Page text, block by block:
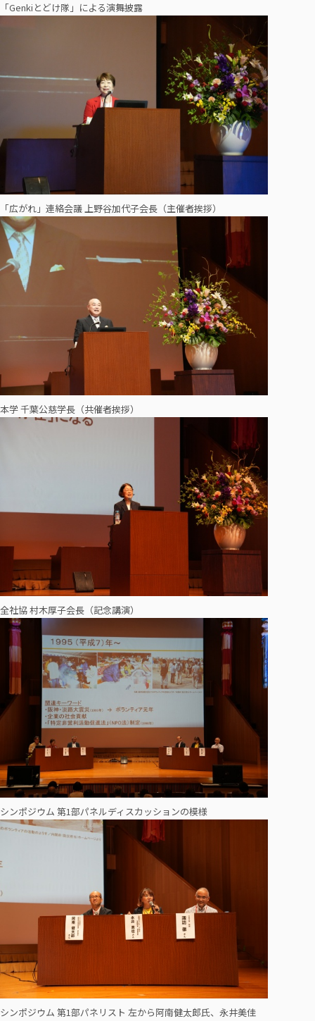
「Genkiとどけ隊」による演舞披露
「広がれ」連絡会議 上野谷加代子会長（主催者挨拶）
本学 千葉公慈学長（共催者挨拶）
全社協 村木厚子会長（記念講演）
シンポジウム 第1部パネルディスカッションの模様
シンポジウム 第1部パネリスト 左から阿南健太郎氏、永井美佳